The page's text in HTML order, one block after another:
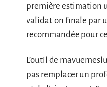
première estimation
validation finale par
recommandée pour
L’outil de
pas remplacer un